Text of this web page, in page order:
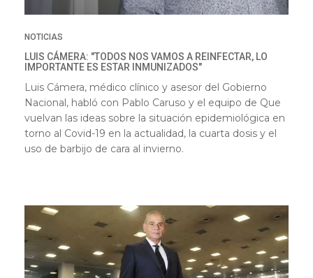
NOTICIAS
LUIS CÁMERA: "TODOS NOS VAMOS A REINFECTAR, LO
IMPORTANTE ES ESTAR INMUNIZADOS"
Luis Cámera, médico clínico y asesor del Gobierno
Nacional, habló con Pablo Caruso y el equipo de Que
vuelvan las ideas sobre la situación epidemiológica en
torno al Covid-19 en la actualidad, la cuarta dosis y el
uso de barbijo de cara al invierno.